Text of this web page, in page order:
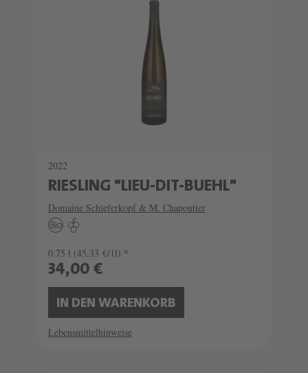
2022
RIESLING "LIEU-DIT-BUEHL"
Domaine Schieferkopf & M. Chapoutier
0.75 l (45,33 €/1l) *
34,00 €
IN DEN WARENKORB
Lebensmittelhinweise